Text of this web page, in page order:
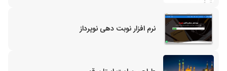
نرم افزار نوبت دهی نوپرداز